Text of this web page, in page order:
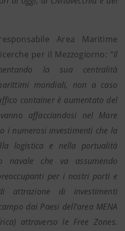
Area Maritime
per il Mezzogiorno: “Il
la sua centralità
mondiali, non a caso
container è aumentato del
affacciandosi nel Mare
i numerosi investimenti che la
logistica e nella portualità
navale che va assumendo
per i nostri porti e
attrazione di investimenti
dai Paesi dell’area MENA
attraverso le Free Zones.